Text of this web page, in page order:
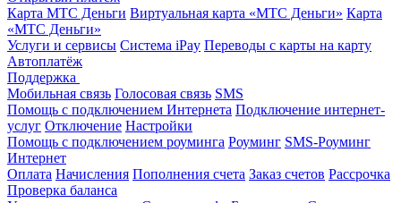
Карта МТС Деньги Виртуальная карта «МТС Деньги» Карта
«МТС Деньги»
Услуги и сервисы Система iPay Переводы с карты на карту
Автоплатёж
Поддержка
Мобильная связь Голосовая связь SMS
Помощь с подключением Интернета Подключение интернет-
услуг Отключение Настройки
Помощь с подключением роуминга Роуминг SMS-Роуминг
Интернет
Оплата Начисления Пополнения счета Заказ счетов Рассрочка
Проверка баланса